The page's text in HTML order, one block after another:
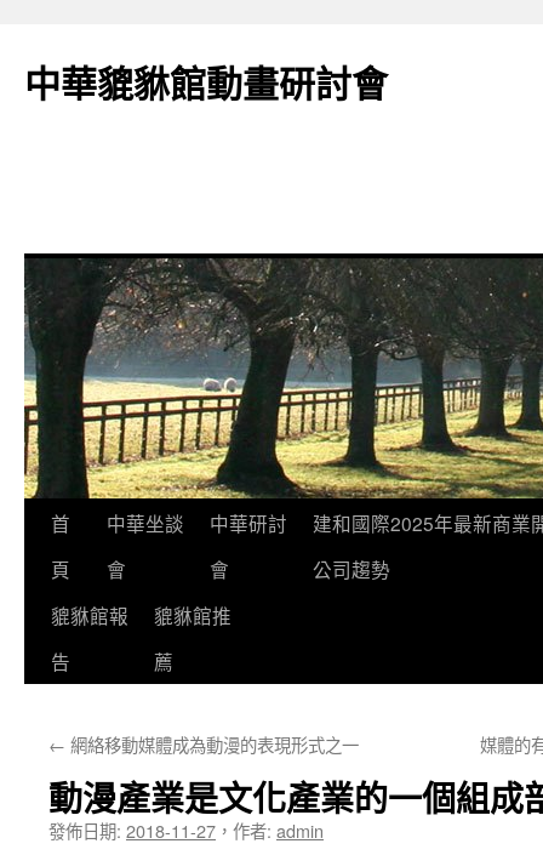
主
中華貔貅館動畫研討會
首
頁
中華坐談
會
中華研討
會
建和國際2025年最新商業
公司趨勢
貔貅館報
告
貔貅館推
薦
← 網絡移動媒體成為動漫的表現形式之一 媒體的
動漫產業是文化產業的一個組成
發佈日期: 2018-11-27 ， 作者: admin